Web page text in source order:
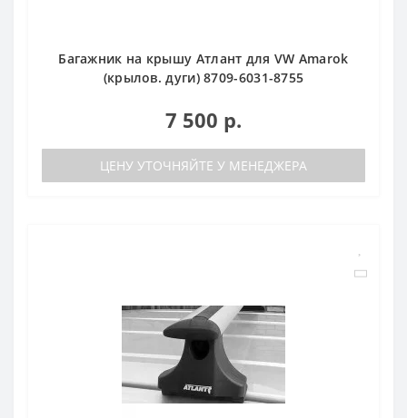
Багажник на крышу Атлант для VW Amarok
(крылов. дуги) 8709-6031-8755
7 500 р.
ЦЕНУ УТОЧНЯЙТЕ У МЕНЕДЖЕРА